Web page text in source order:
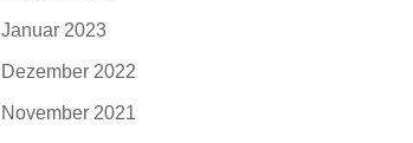
Januar 2023
Dezember 2022
November 2021